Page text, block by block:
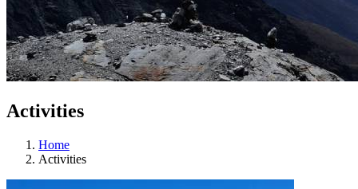
Activities
Home
Activities